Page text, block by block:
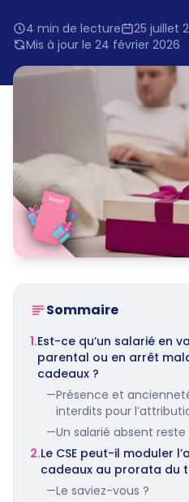
4 min de lecture
25 juillet
Mis à jour le 24 février 2026
Sommaire
1.Est-ce qu’un salarié en
parental ou en arrêt
cadeaux ?
—Présence et
interdits pour
—Un salarié absent reste
2.Le CSE peut-il moduler
cadeaux au prorata du
—Le saviez-vous ?